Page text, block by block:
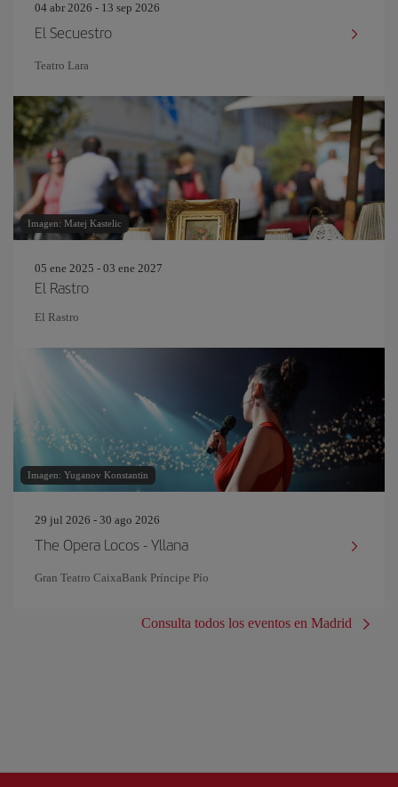
04 abr 2026 - 13 sep 2026
El Secuestro
Teatro Lara
Imagen: Matej Kastelic
05 ene 2025 - 03 ene 2027
El Rastro
El Rastro
Imagen: Yuganov Konstantin
29 jul 2026 - 30 ago 2026
The Opera Locos - Yllana
Gran Teatro CaixaBank Príncipe Pío
Consulta todos los eventos en Madrid